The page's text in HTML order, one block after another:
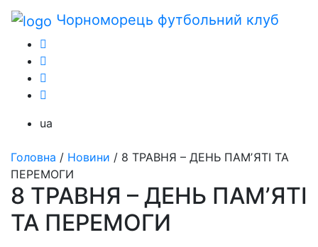
Чорноморець футбольний клуб
ua
Головна / Новини / 8 ТРАВНЯ – ДЕНЬ ПАМʼЯТІ ТА
ПЕРЕМОГИ
8 ТРАВНЯ – ДЕНЬ ПАМʼЯТІ
ТА ПЕРЕМОГИ